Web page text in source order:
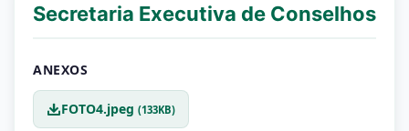
Secretaria Executiva de Conselhos
ANEXOS
FOTO4.jpeg (133KB)